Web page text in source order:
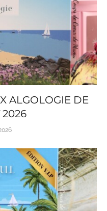
ALGOLOGIE DE
2026